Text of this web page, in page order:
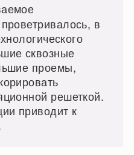
в
сквозные
проемы,
решеткой.
приводит к